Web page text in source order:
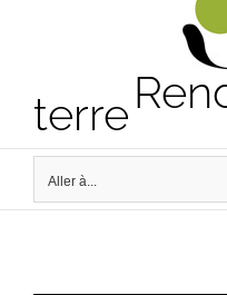
terre
Aller à...